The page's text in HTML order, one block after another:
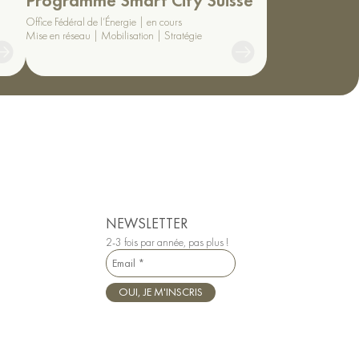
Office Fédéral de l’Énergie
en cours
Mise en réseau | Mobilisation | Stratégie
le
projet
NEWSLETTER
2-3 fois par année, pas plus !